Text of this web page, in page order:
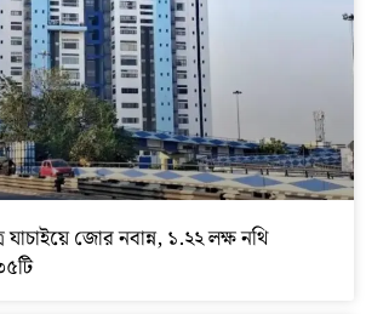
জোর নবান্ন, ১.২২ লক্ষ নথি